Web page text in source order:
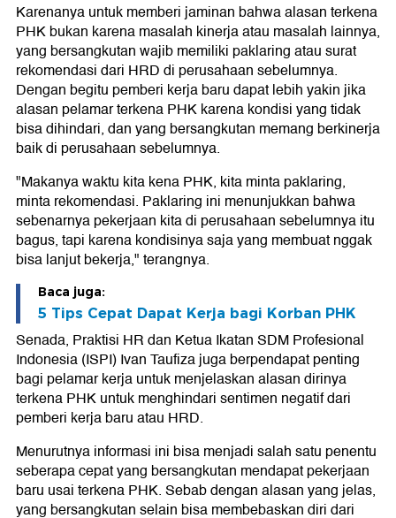
Karenanya untuk memberi jaminan bahwa alasan terkena
PHK bukan karena masalah kinerja atau masalah lainnya,
yang bersangkutan wajib memiliki paklaring atau surat
rekomendasi dari HRD di perusahaan sebelumnya.
Dengan begitu pemberi kerja baru dapat lebih yakin jika
alasan pelamar terkena PHK karena kondisi yang tidak
bisa dihindari, dan yang bersangkutan memang berkinerja
baik di perusahaan sebelumnya.
"Makanya waktu kita kena PHK, kita minta paklaring,
minta rekomendasi. Paklaring ini menunjukkan bahwa
sebenarnya pekerjaan kita di perusahaan sebelumnya itu
bagus, tapi karena kondisinya saja yang membuat nggak
bisa lanjut bekerja," terangnya.
Baca juga:
5 Tips Cepat Dapat Kerja bagi Korban PHK
Senada, Praktisi HR dan Ketua Ikatan SDM Profesional
Indonesia (ISPI) Ivan Taufiza juga berpendapat penting
bagi pelamar kerja untuk menjelaskan alasan dirinya
terkena PHK untuk menghindari sentimen negatif dari
pemberi kerja baru atau HRD.
Menurutnya informasi ini bisa menjadi salah satu penentu
seberapa cepat yang bersangkutan mendapat pekerjaan
baru usai terkena PHK. Sebab dengan alasan yang jelas,
yang bersangkutan selain bisa membebaskan diri dari